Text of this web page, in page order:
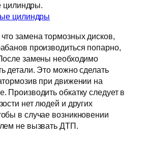
цилиндры.
замена тормозных дисков,
производиться попарно,
замены необходимо
детали. Это можно сделать
при движении на
Производить обкатку следует в
нет людей и других
в случае возникновении
не вызвать ДТП.